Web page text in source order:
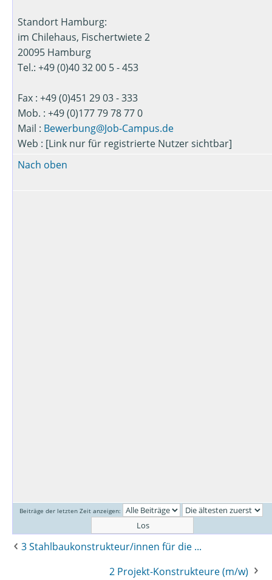
Standort Hamburg:
im Chilehaus, Fischertwiete 2
20095 Hamburg
Tel.: +49 (0)40 32 00 5 - 453
Fax : +49 (0)451 29 03 - 333
Mob. : +49 (0)177 79 78 77 0
Mail : Bewerbung@Job-Campus.de
Web : [Link nur für registrierte Nutzer sichtbar]
Nach oben
Beiträge der letzten Zeit anzeigen:
3 Stahlbaukonstrukteur/innen für die ...
2 Projekt-Konstrukteure (m/w)